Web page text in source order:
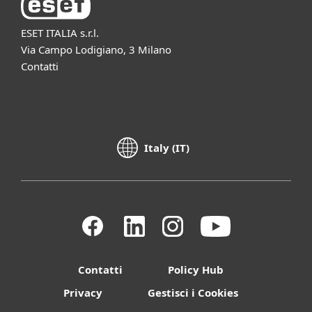
ESET ITALIA s.r.l.
Via Campo Lodigiano, 3 Milano
Contatti
Italy (IT)
Contatti
Policy Hub
Privacy
Gestisci i Cookies